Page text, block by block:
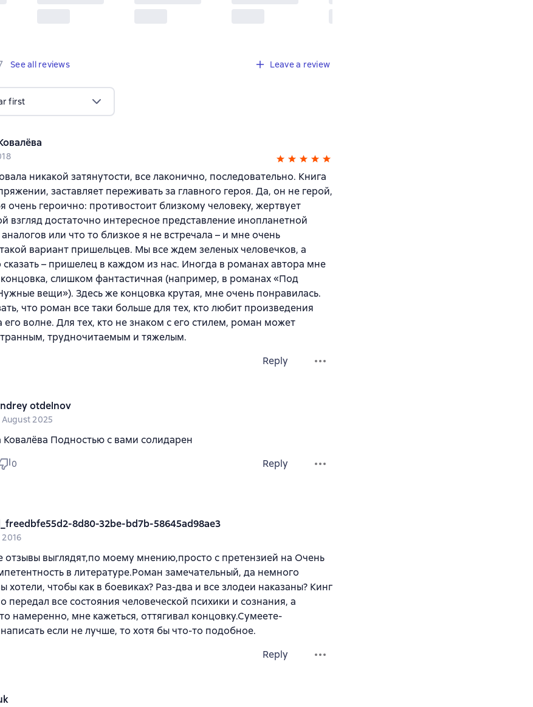
reviews
See all reviews Leave a review
first
никакой затянутости, все лаконично, последовательно. Книга
заставляет переживать за главного героя. Да, он не герой,
очень героично: противостоит близкому человеку, жертвует
взгляд достаточно интересное представление инопланетной
или что то близкое я не встречала – и мне очень
вариант пришельцев. Мы все ждем зеленых человечков, а
– пришелец в каждом из нас. Иногда в романах автора мне
слишком фантастичная (например, в романах «Под
вещи»). Здесь же концовка крутая, мне очень понравилась.
что роман все таки больше для тех, кто любит произведения
его волне. Для тех, кто не знаком с его стилем, роман может
трудночитаемым и тяжелым.
Reply
otdelnov
August 2025
Подностью с вами солидарен
0 Reply
8d80-32be-bd7b-58645ad98ae3
выглядят,по моему мнению,просто с претензией на Очень
в литературе.Роман замечательный, да немного
хотели, чтобы как в боевиках? Раз-два и все злодеи наказаны? Кинг
передал все состояния человеческой психики и сознания, а
намеренно, мне кажеться, оттягивал концовку.Сумеете-
если не лучше, то хотя бы что-то подобное.
Reply